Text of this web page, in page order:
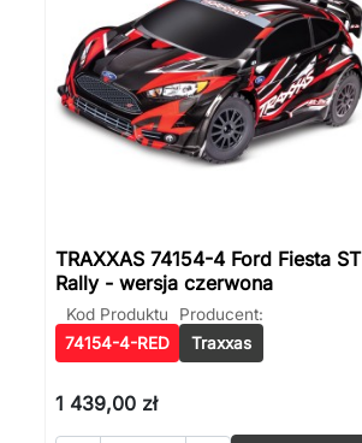
TRAXXAS 74154-4 Ford Fiesta ST
Rally - wersja czerwona
Kod Produktu
74154-4-RED
Producent:
Traxxas
1 439,00 zł